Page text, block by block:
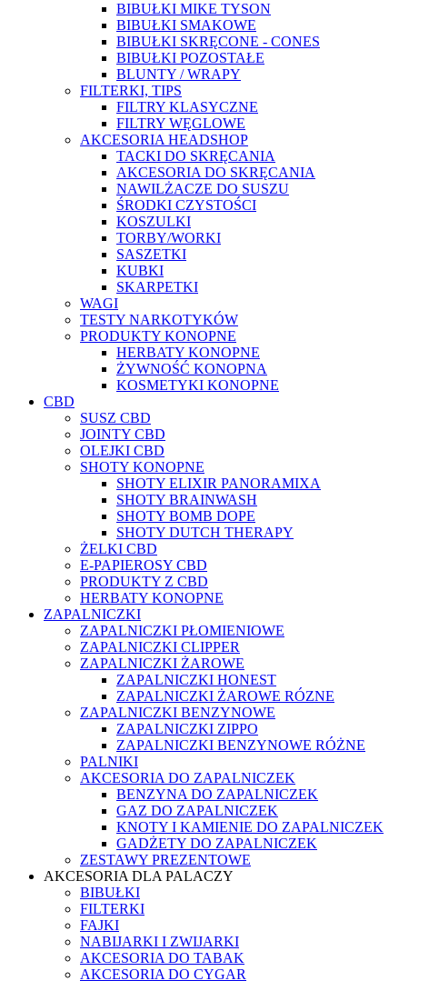
BIBUŁKI MIKE TYSON
BIBUŁKI SMAKOWE
BIBUŁKI SKRĘCONE - CONES
BIBUŁKI POZOSTAŁE
BLUNTY / WRAPY
FILTERKI, TIPS
FILTRY KLASYCZNE
FILTRY WĘGLOWE
AKCESORIA HEADSHOP
TACKI DO SKRĘCANIA
AKCESORIA DO SKRĘCANIA
NAWILŻACZE DO SUSZU
ŚRODKI CZYSTOŚCI
KOSZULKI
TORBY/WORKI
SASZETKI
KUBKI
SKARPETKI
WAGI
TESTY NARKOTYKÓW
PRODUKTY KONOPNE
HERBATY KONOPNE
ŻYWNOŚĆ KONOPNA
KOSMETYKI KONOPNE
CBD
SUSZ CBD
JOINTY CBD
OLEJKI CBD
SHOTY KONOPNE
SHOTY ELIXIR PANORAMIXA
SHOTY BRAINWASH
SHOTY BOMB DOPE
SHOTY DUTCH THERAPY
ŻELKI CBD
E-PAPIEROSY CBD
PRODUKTY Z CBD
HERBATY KONOPNE
ZAPALNICZKI
ZAPALNICZKI PŁOMIENIOWE
ZAPALNICZKI CLIPPER
ZAPALNICZKI ŻAROWE
ZAPALNICZKI HONEST
ZAPALNICZKI ŻAROWE RÓZNE
ZAPALNICZKI BENZYNOWE
ZAPALNICZKI ZIPPO
ZAPALNICZKI BENZYNOWE RÓŻNE
PALNIKI
AKCESORIA DO ZAPALNICZEK
BENZYNA DO ZAPALNICZEK
GAZ DO ZAPALNICZEK
KNOTY I KAMIENIE DO ZAPALNICZEK
GADŻETY DO ZAPALNICZEK
ZESTAWY PREZENTOWE
AKCESORIA DLA PALACZY
BIBUŁKI
FILTERKI
FAJKI
NABIJARKI I ZWIJARKI
AKCESORIA DO TABAK
AKCESORIA DO CYGAR